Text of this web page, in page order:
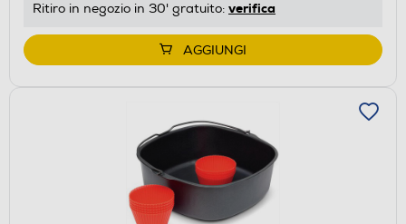
Ritiro in negozio in 30' gratuito: verifica
AGGIUNGI